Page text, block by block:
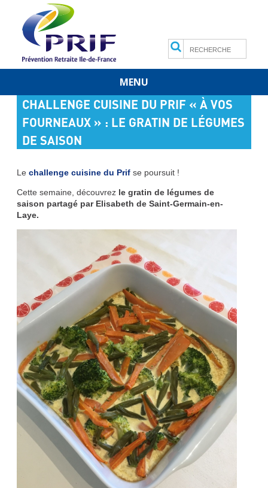
Search
MENU
Skip
to
content
CHALLENGE CUISINE DU PRIF « À VOS
FOURNEAUX » : LE GRATIN DE LÉGUMES
DE SAISON
Le challenge cuisine du Prif se poursuit !
Cette semaine, découvrez le gratin de légumes de
saison partagé par Elisabeth de Saint-Germain-en-
Laye.